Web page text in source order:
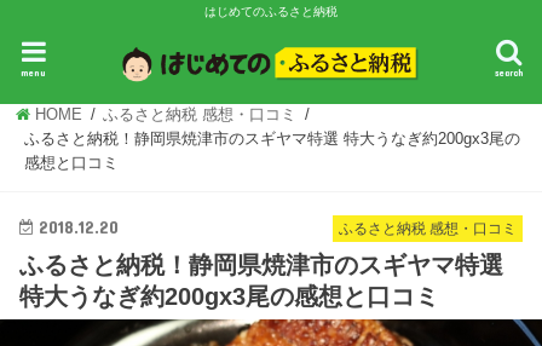
はじめてのふるさと納税
search
menu
ふるさと納税 基礎知識 ふるさと納税 ランキング ふるさと納税 感想・
HOME
ふるさと納税 感想・口コミ
ふるさと納税！静岡県焼津市のスギヤマ特選 特大うなぎ約200gx3尾の
感想と口コミ
ふるさと納税 感想・口コミ
2018.12.20
ふるさと納税！静岡県焼津市のスギヤマ特選
特大うなぎ約200gx3尾の感想と口コミ